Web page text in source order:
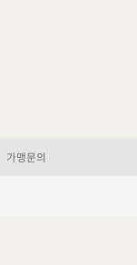
가맹문의